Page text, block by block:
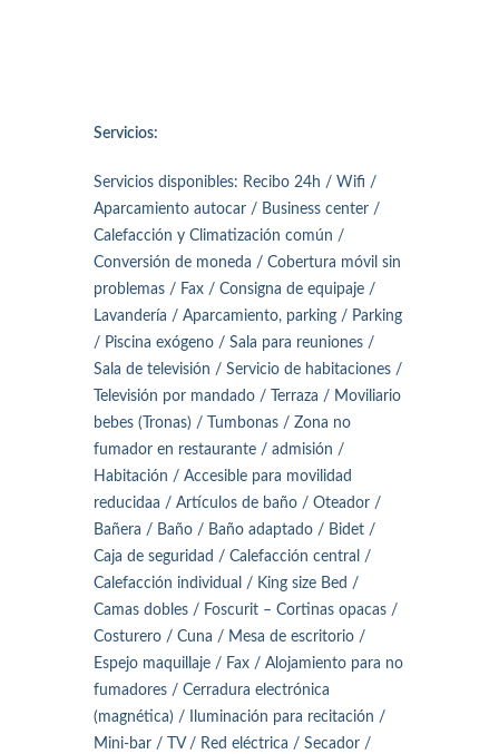
Servicios:
Servicios disponibles: Recibo 24h / Wifi /
Aparcamiento autocar / Business center /
Calefacción y Climatización común /
Conversión de moneda / Cobertura móvil sin
problemas / Fax / Consigna de equipaje /
Lavandería / Aparcamiento, parking / Parking
/ Piscina exógeno / Sala para reuniones /
Sala de televisión / Servicio de habitaciones /
Televisión por mandado / Terraza / Moviliario
bebes (Tronas) / Tumbonas / Zona no
fumador en restaurante / admisión /
Habitación / Accesible para movilidad
reducidaa / Artículos de baño / Oteador /
Bañera / Baño / Baño adaptado / Bidet /
Caja de seguridad / Calefacción central /
Calefacción individual / King size Bed /
Camas dobles / Foscurit – Cortinas opacas /
Costurero / Cuna / Mesa de escritorio /
Espejo maquillaje / Fax / Alojamiento para no
fumadores / Cerradura electrónica
(magnética) / Iluminación para recitación /
Mini-bar / TV / Red eléctrica / Secador /